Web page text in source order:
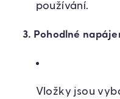
používání.
3. Pohodlné
Vložky jsou